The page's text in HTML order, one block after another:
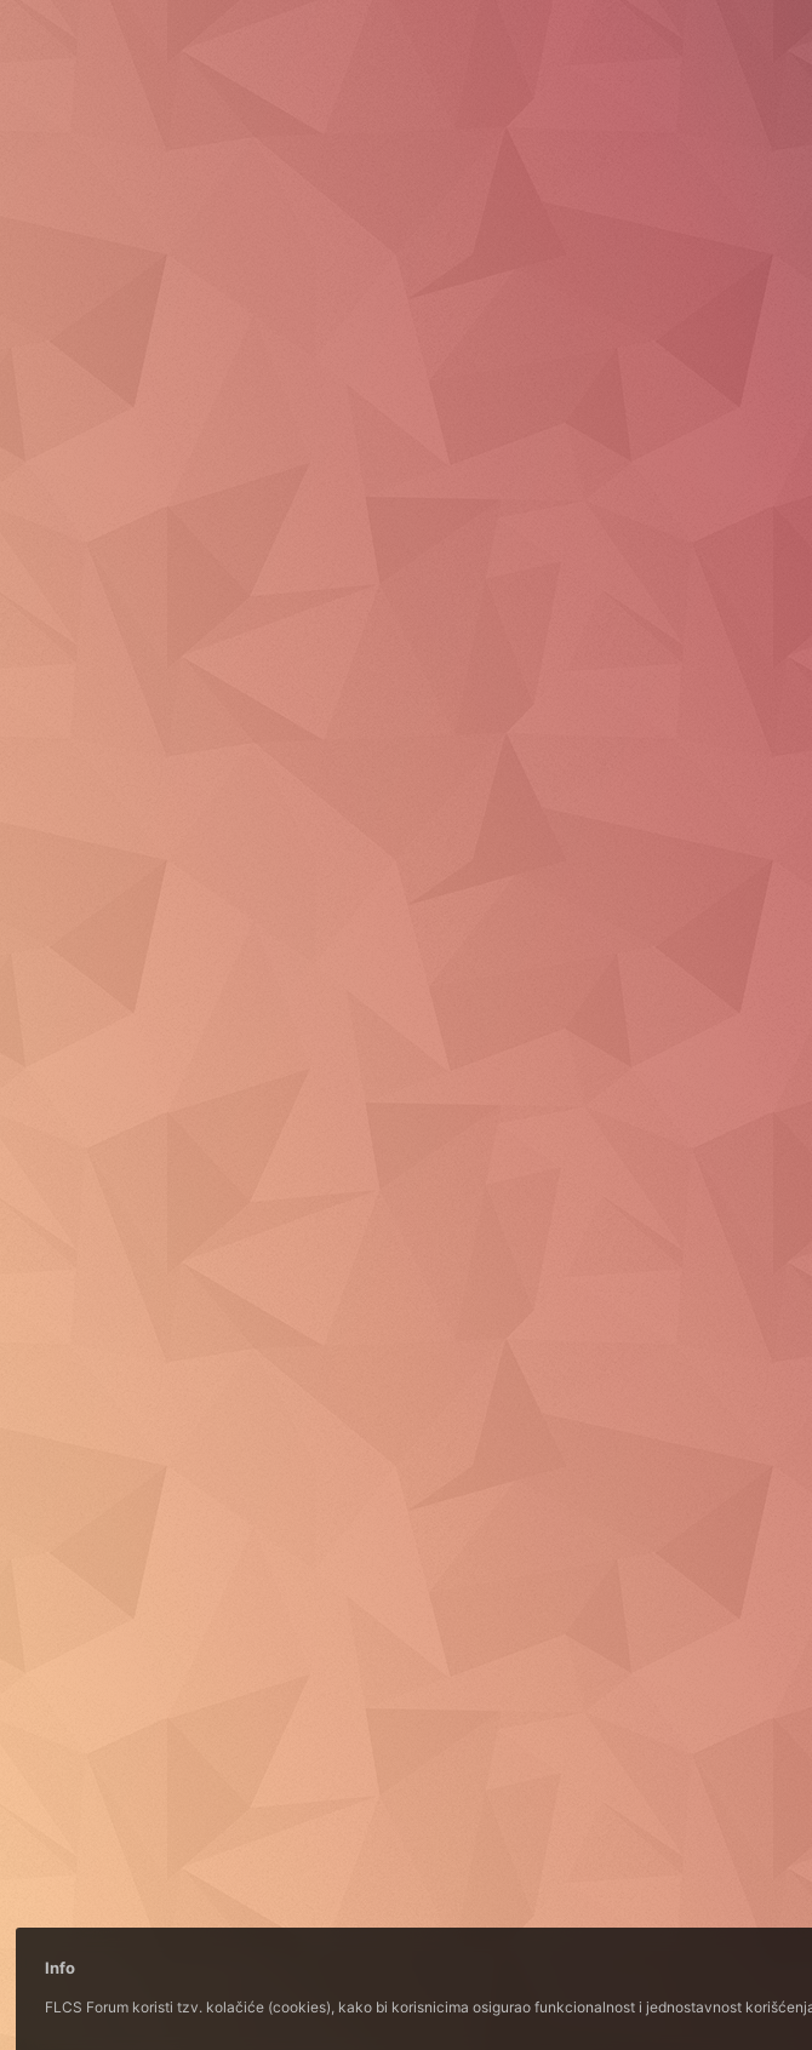
Info
FLCS Forum koristi tzv. kolačiće (cookies), kako bi korisnicima osigurao funkcionalnost i jednostavnost